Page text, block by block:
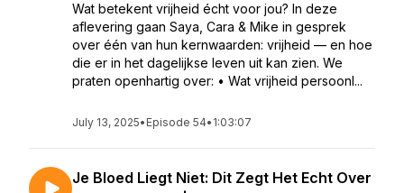
Wat betekent vrijheid écht voor jou? In deze
aflevering gaan Saya, Cara & Mike in gesprek
over één van hun kernwaarden: vrijheid — en hoe
die er in het dagelijkse leven uit kan zien. We
praten openhartig over: • Wat vrijheid persoonl...
July 13, 2025• Episode 54• 1:03:07
Je Bloed Liegt Niet: Dit Zegt Het Echt Over